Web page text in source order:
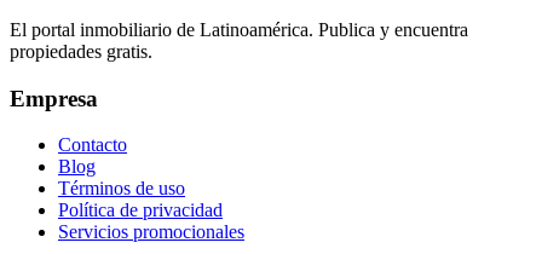
El portal inmobiliario de Latinoamérica. Publica y encuentra
propiedades gratis.
Empresa
Contacto
Blog
Términos de uso
Política de privacidad
Servicios promocionales